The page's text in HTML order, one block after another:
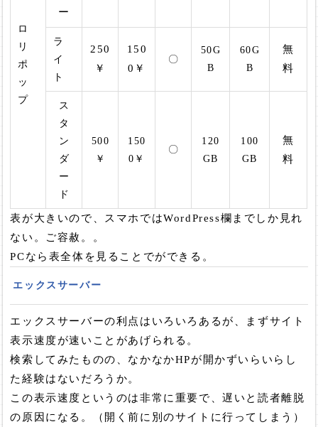
ロ
リ
ポ
ッ
プ
ー
ラ
イ
ト
250
￥
150
0￥
〇
50G
B
60G
B
無
料
ス
タ
ン
ダ
ー
ド
500
￥
150
0￥
〇
120
GB
100
GB
無
料
表が大きいので、スマホではWordPress欄までしか見れ
ない。ご容赦。。
PCなら表全体を見ることでができる。
エックスサーバー
エックスサーバーの利点はいろいろあるが、まずサイト
表示速度が速いことがあげられる。
検索してみたものの、なかなかHPが開かずいらいらし
た経験はないだろうか。
この表示速度というのは非常に重要で、遅いと読者離脱
の原因になる。（開く前に別のサイトに行ってしまう）